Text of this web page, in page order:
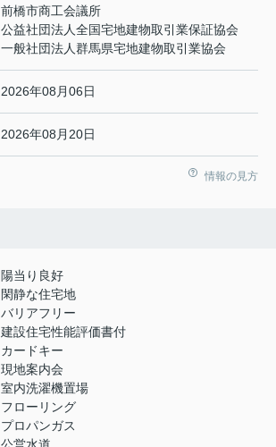
前橋市商工会議所
公益社団法人全国宅地建物取引業保証協会
一般社団法人群馬県宅地建物取引業協会
2026年08月06日
2026年08月20日
情報の見方
陽当り良好
閑静な住宅地
バリアフリー
建設住宅性能評価書付
カードキー
現地案内会
室内洗濯機置場
フローリング
プロパンガス
公営水道